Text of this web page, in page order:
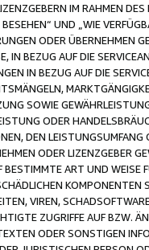
IM RAHMEN
UND „WIE
ODER ÜBERNEHMEN
IN BEZUG AUF DIE
IN BEZUG AUF DIE
SOWIE
ODER
DEN
ODER LIZENZGEBER
BESTIMMTE ART UND
VIREN,
ZUGRIFFE AUF BZW.
ODER SONSTIGEN